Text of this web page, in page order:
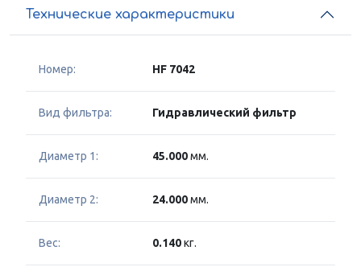
Технические характеристики
Номер: HF 7042
Вид фильтра: Гидравлический фильтр
Диаметр 1: 45.000мм.
Диаметр 2: 24.000мм.
Вес: 0.140кг.